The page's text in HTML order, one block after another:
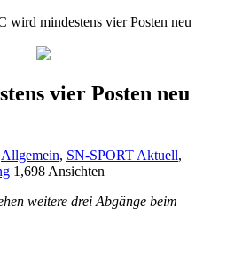
wird mindestens vier Posten neu
vier Posten neu
Allgemein, SN-SPORT Aktuell,
1,698 Ansichten
weitere drei Abgänge beim